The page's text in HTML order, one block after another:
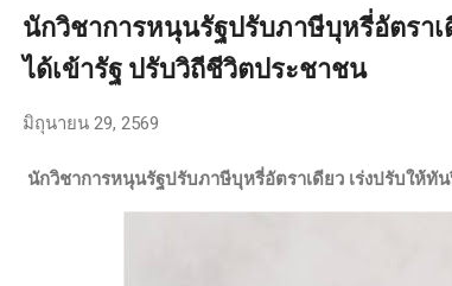
นักวิชาการหนุนรัฐปรับภาษีบุหรี่อัตรา
ได้เข้ารัฐ ปรับวิถีชีวิตประชาชน
มิถุนายน 29, 2569
นักวิชาการหนุนรัฐปรับภาษีบุหรี่อัตราเดียว เร่งปรับให้